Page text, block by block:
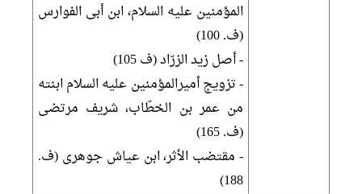
المؤمنين عليه السلام، ابن أبى الفوارس
(ف. 100)
- أصل زيد الزرّاد (ف 105)
- تزويج أميرالمؤمنين عليه السلام ابنته
من عمر بن الخطّاب، شريف مرتضى
(ف. 165)
- مقتضب الأثر، ابن عياش جوهرى (ف.
188)